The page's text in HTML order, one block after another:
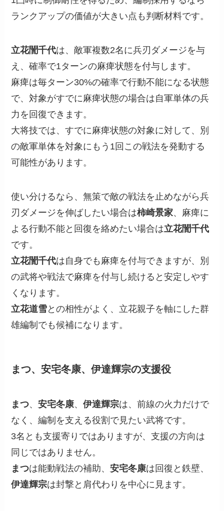
ランクアップの価値が大きい点も判断材料です。
立花誾千代は、敵軍複数2名に兵刃ダメージを与
え、確率で1ターンの麻痺状態を付与します。
麻痺は毎ターン30%の確率で行動不能になる状態
で、対象がすでに麻痺状態の場合は自軍単体の兵
力を回復できます。
大将技では、すでに麻痺状態の対象に対して、別
の敵軍単体を対象にもう1回この戦法を発動する
可能性があります。
使い分けるなら、無策で敵の戦法を止めながら兵
刃ダメージを伸ばしたい場合は柿崎景家、麻痺に
よる行動不能と回復を絡めたい場合は立花誾千代
です。
立花誾千代は自身でも麻痺を付与できますが、別
の武将や戦法で麻痺を付与し続けると安定しやす
くなります。
立花道雪との相性がよく、立花親子を軸にした群
雄編制でも候補になります。
まつ、安宅冬康、伊達輝宗の支援役
まつ、安宅冬康、伊達輝宗は、前線の火力だけで
なく、編制を支える役割で見たい武将です。
3名とも支援寄りではありますが、支援の方向は
同じではありません。
まつは能動戦法の補助、安宅冬康は回復と鉄壁、
伊達輝宗は封撃と肩代わりを中心に見ます。